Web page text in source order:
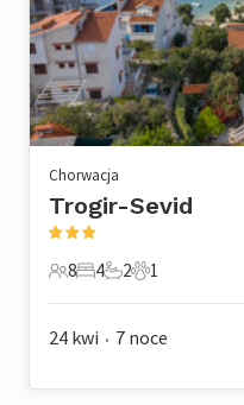
Chorwacja
Trogir-Sevid
8 Goście
8
4 Sypialnie
4
2 Łazienki
2
1 Zwierzę
1
24 kwi • 7 noce